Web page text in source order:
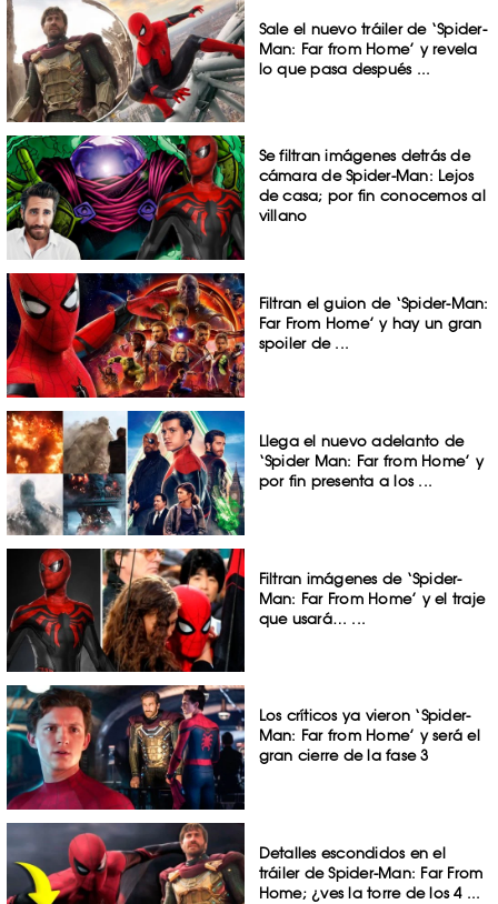
Sale el nuevo tráiler de ‘Spider-
Man: Far from Home’ y revela
lo que pasa después ...
Se filtran imágenes detrás de
cámara de Spider-Man: Lejos
de casa; por fin conocemos al
villano
Filtran el guion de ‘Spider-Man:
Far From Home’ y hay un gran
spoiler de ...
Llega el nuevo adelanto de
‘Spider Man: Far from Home’ y
por fin presenta a los ...
Filtran imágenes de ‘Spider-
Man: Far From Home​’ y el traje
que usará… ...
Los críticos ya vieron ‘Spider-
Man: Far from Home’ y será el
gran cierre de la fase 3
Detalles escondidos en el
tráiler de Spider-Man: Far From
Home; ¿ves la torre de los 4 ...